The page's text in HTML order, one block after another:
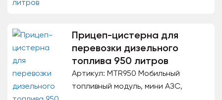
Прицеп-цистерна для
перевозки дизельного
топлива 950 литров
Артикул: MTR950 Мобильный
топливный модуль, мини АЗС,